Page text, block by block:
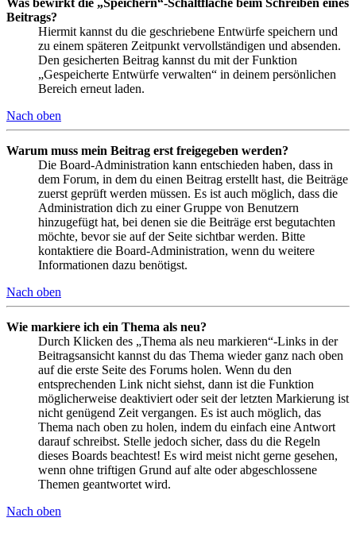
Beitrags?
Hiermit kannst du die geschriebene Entwürfe speichern und
zu einem späteren Zeitpunkt vervollständigen und absenden.
Den gesicherten Beitrag kannst du mit der Funktion
„Gespeicherte Entwürfe verwalten“ in deinem persönlichen
Bereich erneut laden.
Nach oben
Warum muss mein Beitrag erst freigegeben werden?
Die Board-Administration kann entschieden haben, dass in
dem Forum, in dem du einen Beitrag erstellt hast, die Beiträge
zuerst geprüft werden müssen. Es ist auch möglich, dass die
Administration dich zu einer Gruppe von Benutzern
hinzugefügt hat, bei denen sie die Beiträge erst begutachten
möchte, bevor sie auf der Seite sichtbar werden. Bitte
kontaktiere die Board-Administration, wenn du weitere
Informationen dazu benötigst.
Nach oben
Wie markiere ich ein Thema als neu?
Durch Klicken des „Thema als neu markieren“-Links in der
Beitragsansicht kannst du das Thema wieder ganz nach oben
auf die erste Seite des Forums holen. Wenn du den
entsprechenden Link nicht siehst, dann ist die Funktion
möglicherweise deaktiviert oder seit der letzten Markierung ist
nicht genügend Zeit vergangen. Es ist auch möglich, das
Thema nach oben zu holen, indem du einfach eine Antwort
darauf schreibst. Stelle jedoch sicher, dass du die Regeln
dieses Boards beachtest! Es wird meist nicht gerne gesehen,
wenn ohne triftigen Grund auf alte oder abgeschlossene
Themen geantwortet wird.
Nach oben